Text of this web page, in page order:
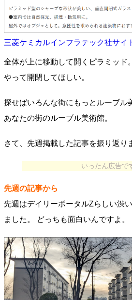
三菱ケミカルインフラテック社サイ
全体が上に移動して開くピラミッド
やって開閉してほしい。
探せばいろんな街にもっとルーブル
あなたの街のルーブル美術館。
さて、先週掲載した記事を振り返り
いったん広告で
先週の記事から
先週はデイリーポータルZらしい渋
ました。 どっちも面白いんですよ。